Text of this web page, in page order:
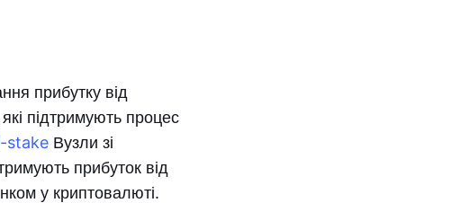
прибутку від
підтримують процес
stake Вузли зі
прибуток від
у криптовалюті.